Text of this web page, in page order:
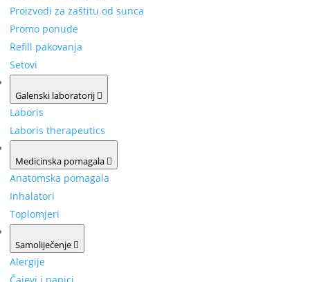
Proizvodi za zaštitu od sunca
Promo ponude
Refill pakovanja
Setovi
Galenski laboratorij
Laboris
Laboris therapeutics
Medicinska pomagala
Anatomska pomagala
Inhalatori
Toplomjeri
Samoliječenje
Alergije